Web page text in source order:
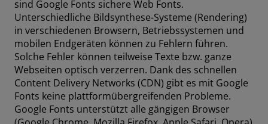
sind Google Fonts sichere Web Fonts.
Unterschiedliche Bildsynthese-Systeme (Rendering)
in verschiedenen Browsern, Betriebssystemen und
mobilen Endgeräten können zu Fehlern führen.
Solche Fehler können teilweise Texte bzw. ganze
Webseiten optisch verzerren. Dank des schnellen
Content Delivery Networks (CDN) gibt es mit Google
Fonts keine plattformübergreifenden Probleme.
Google Fonts unterstützt alle gängigen Browser